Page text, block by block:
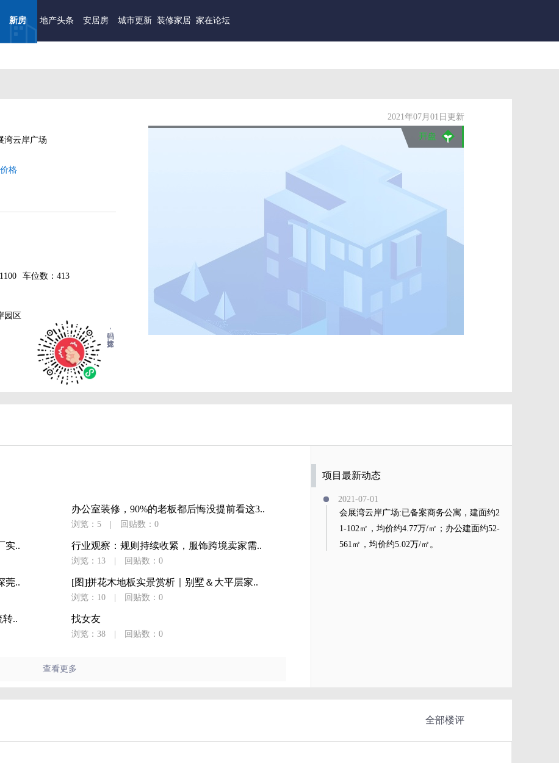
新房 地产头条 安居房 城市更新 装修家居 家在论坛
2021年07月01日更新
湾云岸广场
格
车位数：413
园区
扫码，直达拨打
实..
莞..
转..
办公室装修，90%的老板都后悔没提前看这3..
浏览：5 回贴数：0
行业观察：规则持续收紧，服饰跨境卖家需..
浏览：13 回贴数：0
[图]拼花木地板实景赏析｜别墅＆大平层家..
浏览：10 回贴数：0
找女友
浏览：38 回贴数：0
查看更多
项目最新动态
2021-07-01
会展湾云岸广场:已备案商务公寓，建面约2
1-102㎡，均价约4.77万/㎡；办公建面约52-
561㎡，均价约5.02万/㎡。
全部楼评